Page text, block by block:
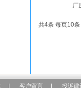
厂
共4条 每页10
客户留言 投诉建